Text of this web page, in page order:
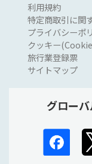
利用規約
特定商取引に関
プライバシーポ
クッキー
旅行業登録票
サイトマップ
グロー